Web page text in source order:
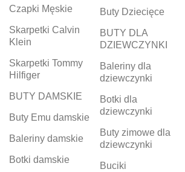
Czapki Męskie
Skarpetki Calvin
Klein
Skarpetki Tommy
Hilfiger
BUTY DAMSKIE
Buty Emu damskie
Baleriny damskie
Botki damskie
Buty Dziecięce
BUTY DLA
DZIEWCZYNKI
Baleriny dla
dziewczynki
Botki dla
dziewczynki
Buty zimowe dla
dziewczynki
Buciki